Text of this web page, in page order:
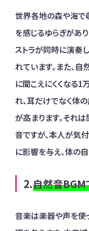
世界各地の森や海で
を感じるゆらぎがあ
ストラが同時に演奏
れています。また、
に聞こえにくくなる
れ、耳だけでなく体
が高まります。それ
音ですが、本人が気
に影響を与え、体の
自然音
音楽は楽器や声を使